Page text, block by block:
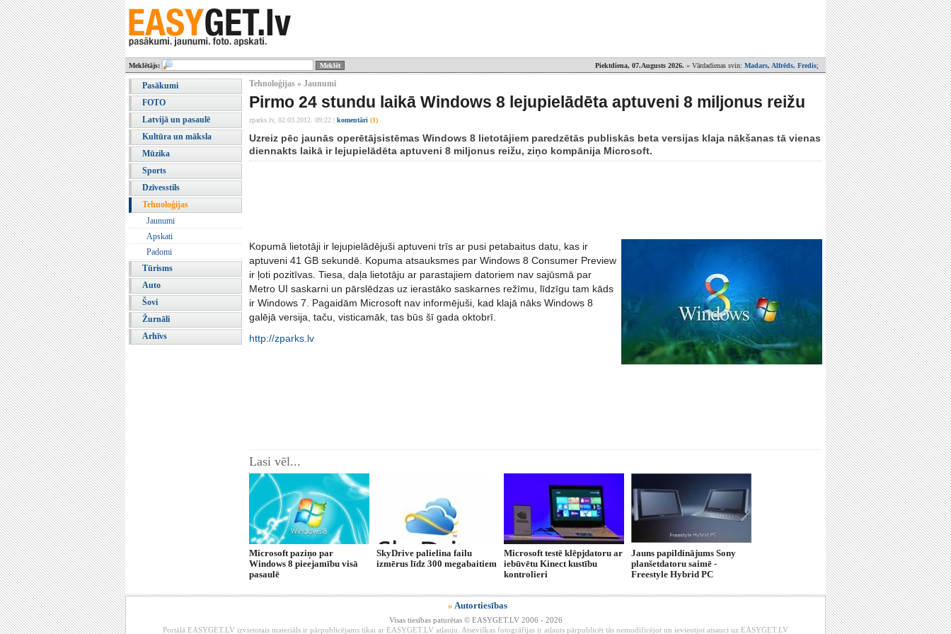
Piektdiena, 07.Augusts 2026. » Vārdadienas svin: Madars, Alfrēds, Fredis;
Meklētājs:
Pasākumi
FOTO
Latvijā un pasaulē
Kultūra un māksla
Mūzika
Sports
Dzīvesstils
Tehnoloģijas
Jaunumi
Apskati
Padomi
Tūrisms
Auto
Šovi
Žurnāli
Arhīvs
Tehnoloģijas » Jaunumi
Pirmo 24 stundu laikā Windows 8 lejupielādēta aptuveni 8 miljonus reižu
zparks.lv, 02.03.2012. 09:22 komentāri (1)
Uzreiz pēc jaunās operētājsistēmas Windows 8 lietotājiem paredzētās publiskās beta versijas klaja nākšanas tā vienas
diennakts laikā ir lejupielādēta aptuveni 8 miljonus reižu, ziņo kompānija Microsoft.
Kopumā lietotāji ir lejupielādējuši aptuveni trīs ar pusi petabaitus datu, kas ir
aptuveni 41 GB sekundē. Kopuma atsauksmes par Windows 8 Consumer Preview
ir ļoti pozitīvas. Tiesa, daļa lietotāju ar parastajiem datoriem nav sajūsmā par
Metro UI saskarni un pārslēdzas uz ierastāko saskarnes režīmu, līdzīgu tam kāds
ir Windows 7. Pagaidām Microsoft nav informējuši, kad klajā nāks Windows 8
galējā versija, taču, visticamāk, tas būs šī gada oktobrī.
http://zparks.lv
Lasi vēl...
Microsoft paziņo par
Windows 8 pieejamību visā
pasaulē
SkyDrive palielina failu
izmērus līdz 300 megabaitiem
Microsoft testē klēpjdatoru ar
iebūvētu Kinect kustību
kontrolieri
Jauns papildinājums Sony
planšetdatoru saimē -
Freestyle Hybrid PC
» Autortiesības
Visas tiesības paturētas © EASYGET.LV 2006 - 2026
Portālā EASYGET.LV izvietotais materiāls ir pārpublicējams tikai ar EASYGET.LV atļauju. Atsevišķas fotogrāfijas ir atļauts pārpublicēt tās nemodificējot un ievieotjot atsauci uz EASYGET.LV